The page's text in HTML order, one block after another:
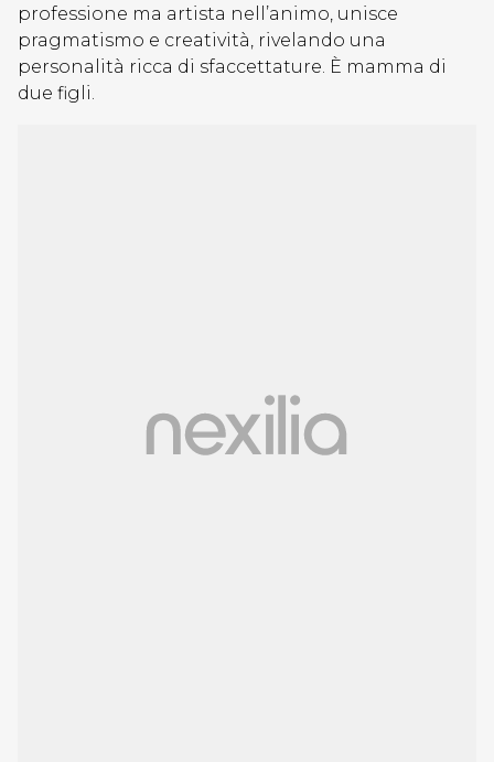
professione ma artista nell’animo, unisce
pragmatismo e creatività, rivelando una
personalità ricca di sfaccettature. È mamma di
due figli.